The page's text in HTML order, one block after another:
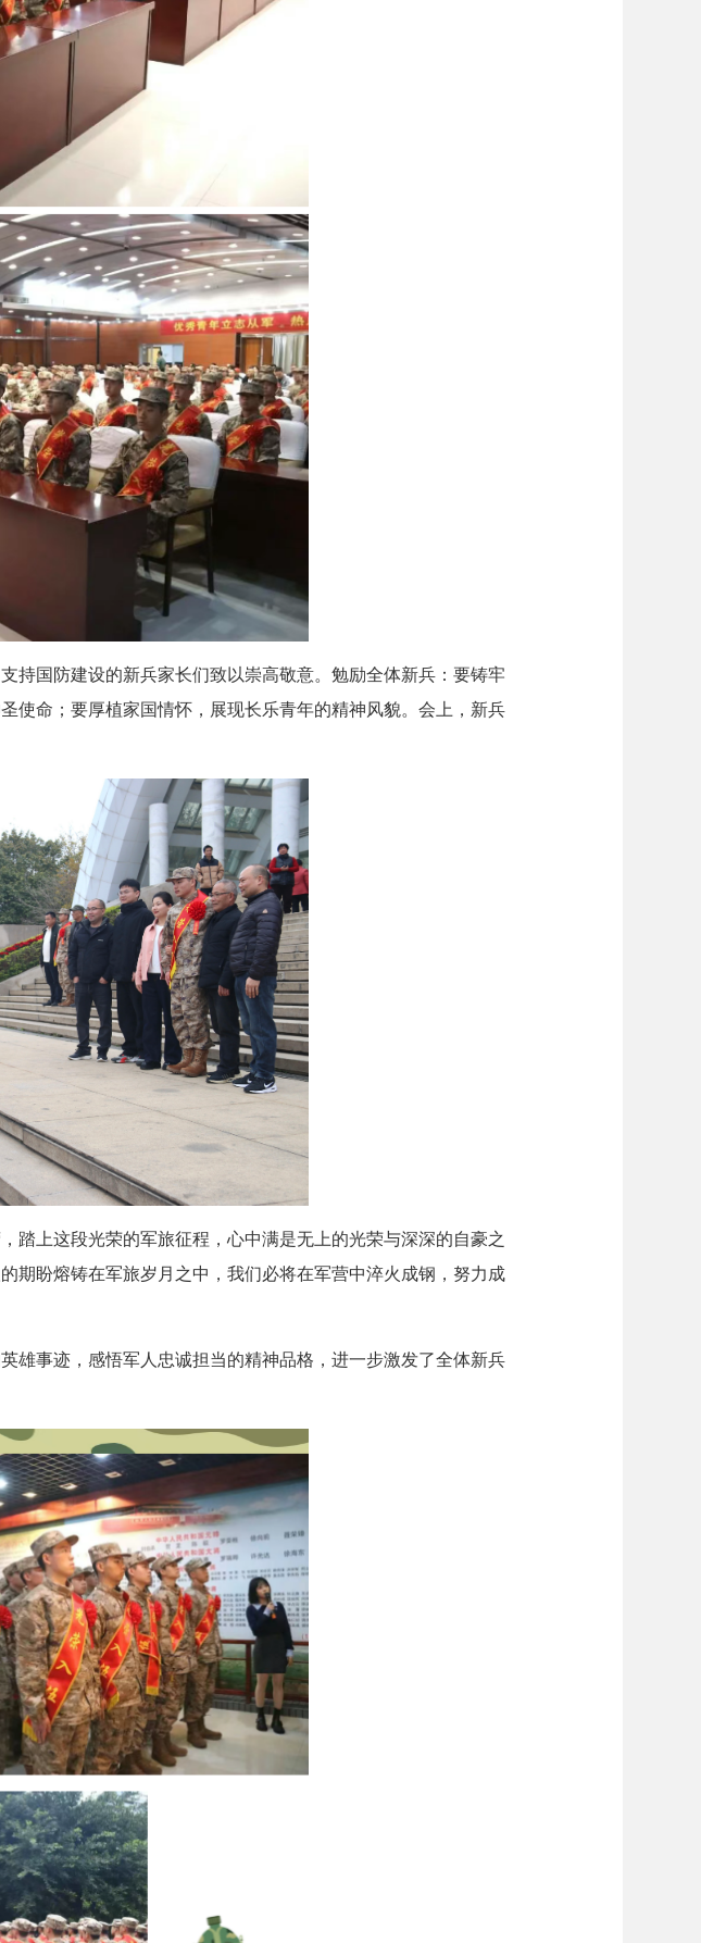
国防建设的新兵家长们致以崇高敬意。勉励全体新兵：要铸牢
使命；要厚植家国情怀，展现长乐青年的精神风貌。会上，新兵
上这段光荣的军旅征程，心中满是无上的光荣与深深的自豪之
期盼熔铸在军旅岁月之中，我们必将在军营中淬火成钢，努力成
事迹，感悟军人忠诚担当的精神品格，进一步激发了全体新兵